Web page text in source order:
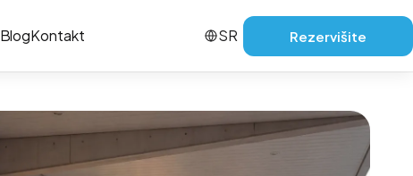
BlogKontakt SR Rezervišite